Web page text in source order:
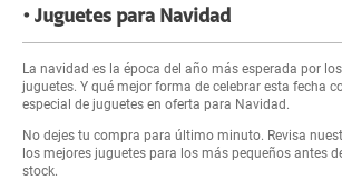
Juguetes para Navidad
La navidad es la época del año más esperada por
juguetes. Y qué mejor forma de celebrar esta fecha
especial de juguetes en oferta para Navidad.
No dejes tu compra para último minuto. Revisa
los mejores juguetes para los más pequeños antes
stock.